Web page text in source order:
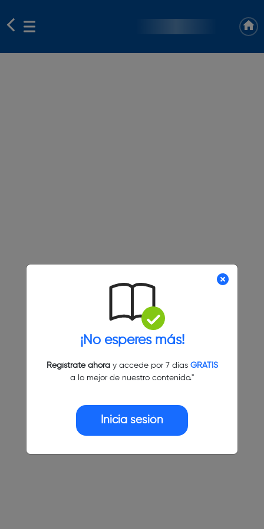
¡No esperes más!
Regístrate ahoray accede por 7 días GRATIS
a lo mejor de nuestro contenido."
Inicia sesión